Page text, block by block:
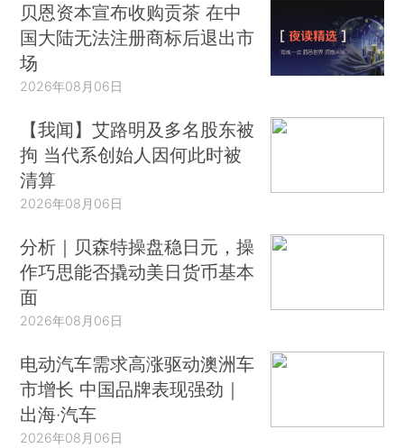
贝恩资本宣布收购贡茶 在中
国大陆无法注册商标后退出市
场
2026年08月06日
【我闻】艾路明及多名股东被
拘 当代系创始人因何此时被
清算
2026年08月06日
分析｜贝森特操盘稳日元，操
作巧思能否撬动美日货币基本
面
2026年08月06日
电动汽车需求高涨驱动澳洲车
市增长 中国品牌表现强劲｜
出海·汽车
2026年08月06日